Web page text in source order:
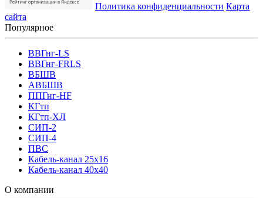
Политика конфиденциальности Карта
сайта
Популярное
ВВГнг-LS
ВВГнг-FRLS
ВБШВ
АВБШВ
ППГнг-HF
КГтп
КГтп-ХЛ
СИП-2
СИП-4
ПВС
Кабель-канал 25х16
Кабель-канал 40х40
О компании